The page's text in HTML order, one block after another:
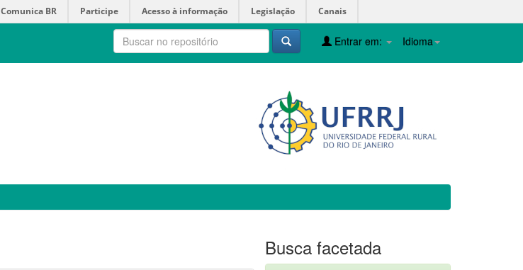
Comunica BR Participe Acesso à informação Legislação Canais
Idioma
Entrar em:
Busca facetada